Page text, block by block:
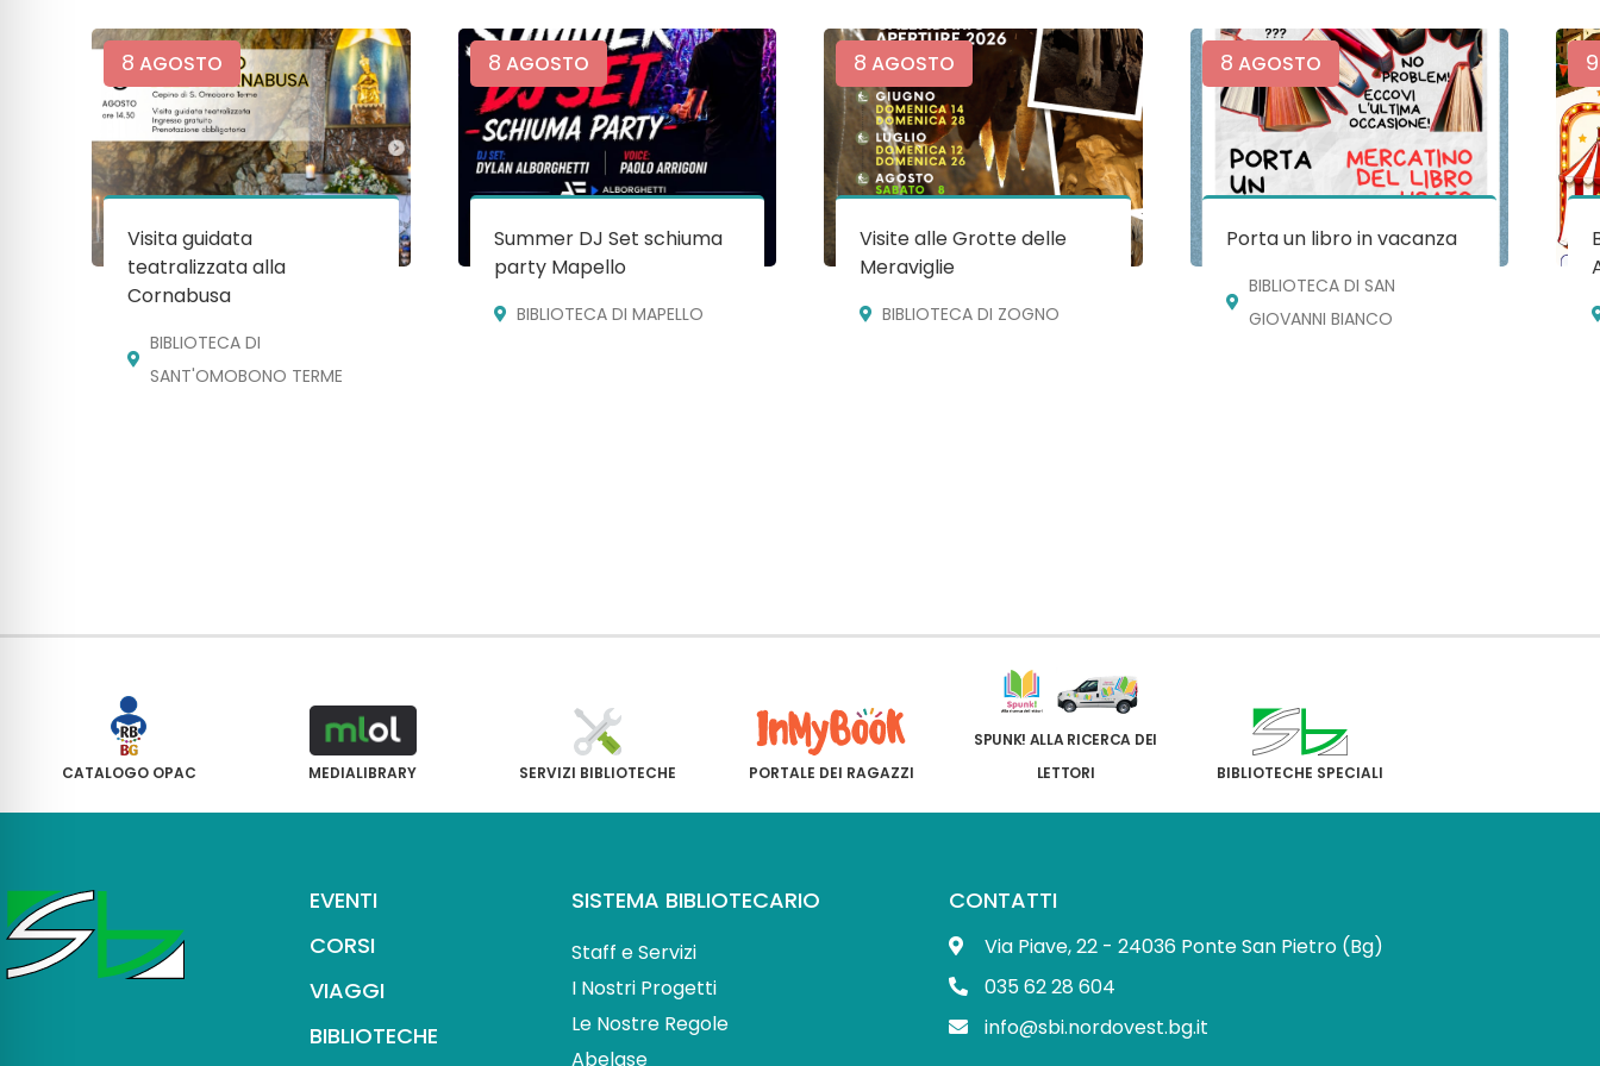
8 AGOSTO
Visita guidata
teatralizzata alla
Cornabusa
BIBLIOTECA DI
SANT'OMOBONO TERME
8 AGOSTO
Summer DJ Set schiuma
party Mapello
BIBLIOTECA DI MAPELLO
8 AGOSTO
Visite alle Grotte delle
Meraviglie
BIBLIOTECA DI ZOGNO
8 AGOSTO
Porta un libro in vacanza
BIBLIOTECA DI SAN
GIOVANNI BIANCO
9
CATALOGO OPAC MEDIALIBRARY SERVIZI BIBLIOTECHE PORTALE DEI RAGAZZI
SPUNK! ALLA RICERCA DEI
LETTORI
BIBLIOTECHE SPECIALI
EVENTI
CORSI
VIAGGI
BIBLIOTECHE
SISTEMA BIBLIOTECARIO
Staff e Servizi
I Nostri Progetti
Le Nostre Regole
Abelase
CONTATTI
Via Piave, 22 - 24036 Ponte San Pietro (Bg)
035 62 28 604
info@sbi.nordovest.bg.it